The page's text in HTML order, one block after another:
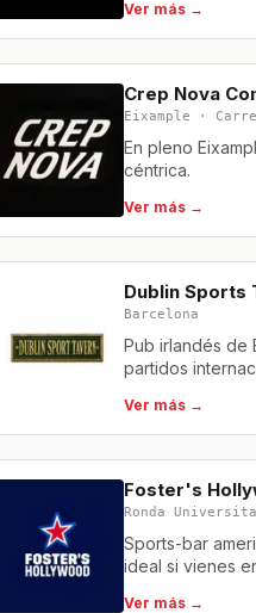
Ver más →
Crep Nova
Eixample ·
En pleno
céntrica.
Ver más →
Dublin Sports
Barcelona
Pub irlandés de
partidos
Ver más →
Foster's
Ronda
Sports-bar
ideal si vienes
Ver más →